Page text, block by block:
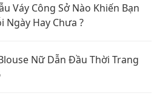
Váy Công Sở Nào Khiến Bạn
Ngày Hay Chưa ?
Nữ Dẫn Đầu Thời Trang